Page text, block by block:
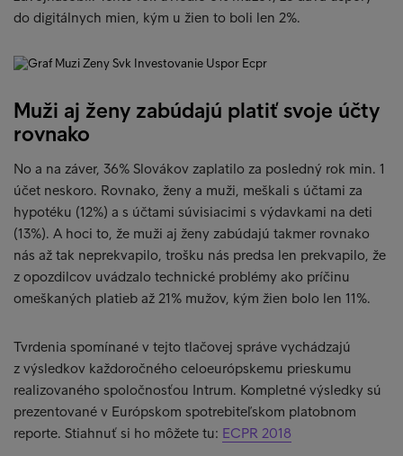
do digitálnych mien, kým u žien to boli len 2%.
Muži aj ženy zabúdajú platiť svoje účty
rovnako
No a na záver, 36% Slovákov zaplatilo za posledný rok min. 1
účet neskoro. Rovnako, ženy a muži, meškali s účtami za
hypotéku (12%) a s účtami súvisiacimi s výdavkami na deti
(13%). A hoci to, že muži aj ženy zabúdajú takmer rovnako
nás až tak neprekvapilo, trošku nás predsa len prekvapilo, že
z opozdilcov uvádzalo technické problémy ako príčinu
omeškaných platieb až 21% mužov, kým žien bolo len 11%.
Tvrdenia spomínané v tejto tlačovej správe vychádzajú
z výsledkov každoročného celoeurópskemu prieskumu
realizovaného spoločnosťou Intrum. Kompletné výsledky sú
prezentované v Európskom spotrebiteľskom platobnom
reporte. Stiahnuť si ho môžete tu: ECPR 2018